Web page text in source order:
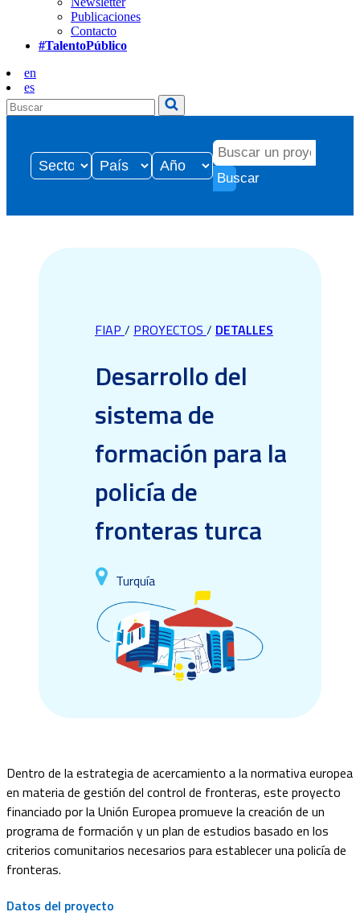
Publicaciones
Contacto
#TalentoPúblico
en
es
Buscar
FIAP / PROYECTOS / DETALLES
Desarrollo del
sistema de
formación para la
policía de
fronteras turca
Turquía
Dentro de la estrategia de acercamiento a la normativa europea
en materia de gestión del control de fronteras, este proyecto
financiado por la Unión Europea promueve la creación de un
programa de formación y un plan de estudios basado en los
criterios comunitarios necesarios para establecer una policía de
fronteras.
Datos del proyecto